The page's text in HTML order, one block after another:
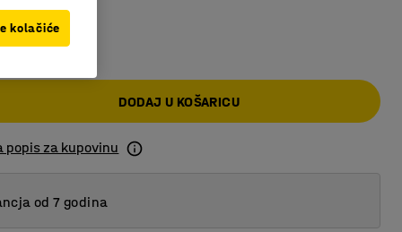
KM
DODAJ U KOŠARICU
popis za kupovinu
od 7 godina
kolačiće